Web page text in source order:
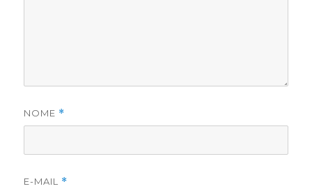
NOME *
E-MAIL *